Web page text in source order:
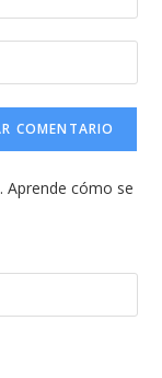
Aprende cómo se